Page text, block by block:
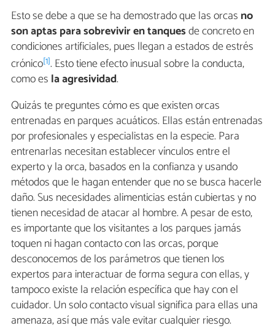
Esto se debe a que se ha demostrado que las orcas no
son aptas para sobrevivir en tanquesde concreto en
condiciones artificiales, pues llegan a estados de estrés
crónico[1]. Esto tiene efecto inusual sobre la conducta,
como es la agresividad.
Quizás te preguntes cómo es que existen orcas
entrenadas en parques acuáticos. Ellas están entrenadas
por profesionales y especialistas en la especie. Para
entrenarlas necesitan establecer vínculos entre el
experto y la orca, basados en la confianza y usando
métodos que le hagan entender que no se busca hacerle
daño. Sus necesidades alimenticias están cubiertas y no
tienen necesidad de atacar al hombre. A pesar de esto,
es importante que los visitantes a los parques jamás
toquen ni hagan contacto con las orcas, porque
desconocemos de los parámetros que tienen los
expertos para interactuar de forma segura con ellas, y
tampoco existe la relación específica que hay con el
cuidador. Un solo contacto visual significa para ellas una
amenaza, así que más vale evitar cualquier riesgo.